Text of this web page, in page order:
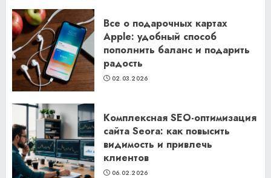
Все о подарочных картах
Apple: удобный способ
пополнить баланс и подарить
радость
02.03.2026
Комплексная SEO-оптимизация
сайта Seora: как повысить
видимость и привлечь
клиентов
06.02.2026